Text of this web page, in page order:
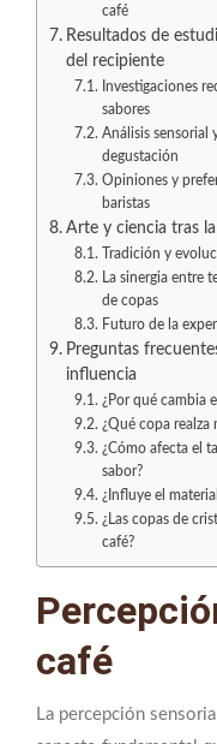
café
Resultados de
del recipiente
Investigaciones
sabores
Análisis sensorial
degustación
Opiniones y
baristas
Arte y ciencia tras
Tradición y
La sinergia entre
de copas
Futuro de la
Preguntas
influencia
¿Por qué cambia
¿Qué copa realza
¿Cómo afecta el
sabor?
¿Influye el
¿Las copas de
café?
café
La percepción